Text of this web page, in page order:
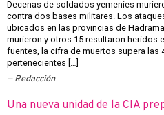
Decenas de soldados yemeníes
contra dos bases militares. Los
ubicados en las provincias de
murieron y otros 15 resultaron heridos
fuentes, la cifra de muertos supera las
pertenecientes […]
Redacción
Una nueva unidad de la CIA